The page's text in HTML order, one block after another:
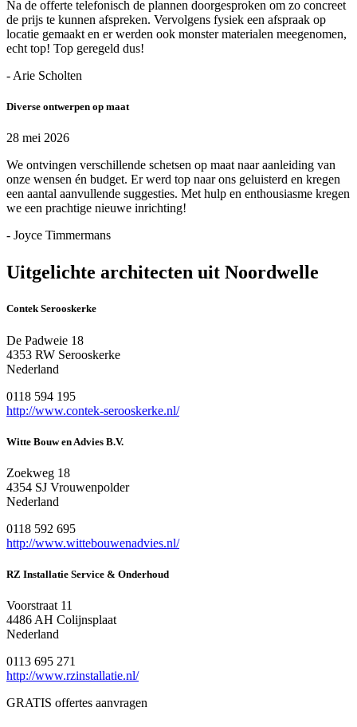
Na de offerte telefonisch de plannen doorgesproken om zo concreet
de prijs te kunnen afspreken. Vervolgens fysiek een afspraak op
locatie gemaakt en er werden ook monster materialen meegenomen,
echt top! Top geregeld dus!
- Arie Scholten
Diverse ontwerpen op maat
28 mei 2026
We ontvingen verschillende schetsen op maat naar aanleiding van
onze wensen én budget. Er werd top naar ons geluisterd en kregen
een aantal aanvullende suggesties. Met hulp en enthousiasme kregen
we een prachtige nieuwe inrichting!
- Joyce Timmermans
Uitgelichte architecten uit Noordwelle
Contek Serooskerke
De Padweie 18
4353 RW Serooskerke
Nederland
0118 594 195
http://www.contek-serooskerke.nl/
Witte Bouw en Advies B.V.
Zoekweg 18
4354 SJ Vrouwenpolder
Nederland
0118 592 695
http://www.wittebouwenadvies.nl/
RZ Installatie Service & Onderhoud
Voorstraat 11
4486 AH Colijnsplaat
Nederland
0113 695 271
http://www.rzinstallatie.nl/
GRATIS offertes aanvragen